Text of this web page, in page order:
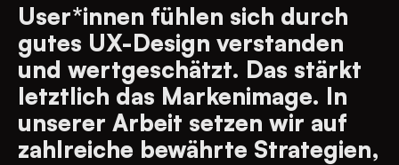
User*innen fühlen sich durch
gutes UX-Design verstanden
und wertgeschätzt. Das stärkt
letztlich das Markenimage. In
unserer Arbeit setzen wir auf
zahlreiche bewährte Strategien,